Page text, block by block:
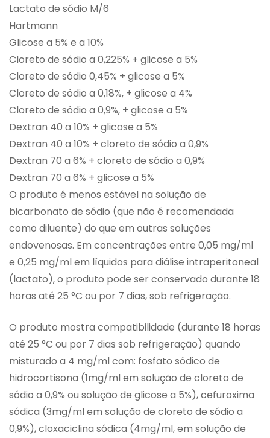
Lactato de sódio M/6
Hartmann
Glicose a 5% e a 10%
Cloreto de sódio a 0,225% + glicose a 5%
Cloreto de sódio 0,45% + glicose a 5%
Cloreto de sódio a 0,18%, + glicose a 4%
Cloreto de sódio a 0,9%, + glicose a 5%
Dextran 40 a 10% + glicose a 5%
Dextran 40 a 10% + cloreto de sódio a 0,9%
Dextran 70 a 6% + cloreto de sódio a 0,9%
Dextran 70 a 6% + glicose a 5%
O produto é menos estável na solução de
bicarbonato de sódio (que não é recomendada
como diluente) do que em outras soluções
endovenosas. Em concentrações entre 0,05 mg/ml
e 0,25 mg/ml em líquidos para diálise intraperitoneal
(lactato), o produto pode ser conservado durante 18
horas até 25 °C ou por 7 dias, sob refrigeração.
O produto mostra compatibilidade (durante 18 horas
até 25 °C ou por 7 dias sob refrigeração) quando
misturado a 4 mg/ml com: fosfato sódico de
hidrocortisona (1mg/ml em solução de cloreto de
sódio a 0,9% ou solução de glicose a 5%), cefuroxima
sódica (3mg/ml em solução de cloreto de sódio a
0,9%), cloxaciclina sódica (4mg/ml, em solução de